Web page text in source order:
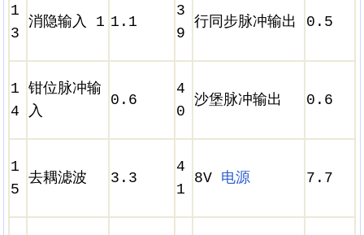
1
3
消隐输入 1 1.1
3
9
行同步脉冲输出 0.5
1
4
钳位脉冲输
入
0.6
4
0
沙堡脉冲输出 0.6
1
5
去耦滤波 3.3
4
1
8V 电源 7.7